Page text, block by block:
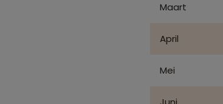
Maart
April
Mei